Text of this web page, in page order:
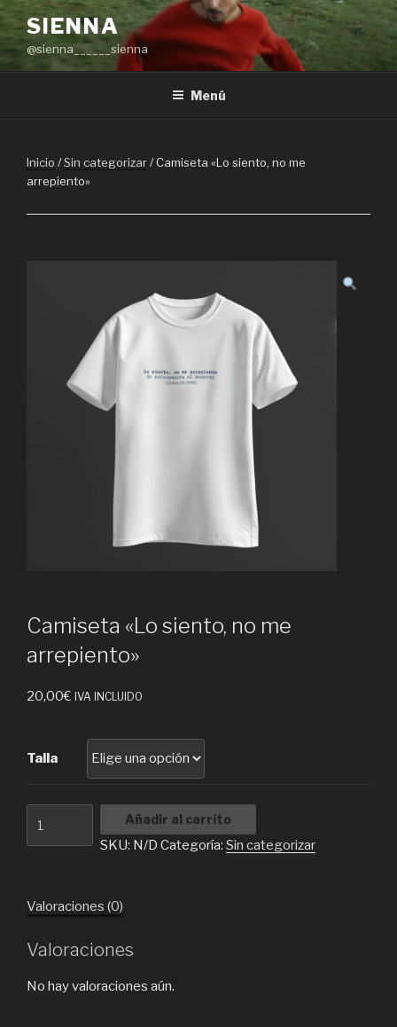
Saltar
al
contenido
SIENNA
@sienna______sienna
Menú
Inicio /Sin categorizar/ Camiseta «Lo siento, no me
arrepiento»
Camiseta «Lo siento, no me
arrepiento»
20,00€ IVA INCLUIDO
Talla
me
cantidad
Añadir al carrito
SKU: N/D Categoría: Sin categorizar
Valoraciones (0)
Valoraciones
No hay valoraciones aún.